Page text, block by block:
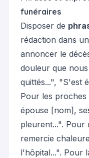
funéraires
Disposer de
rédaction dans
annoncer le
douleur que
quittés...", "S'est
Pour les proches
épouse [nom],
pleurent...". Pour
remercie
l'hôpital...". Pour